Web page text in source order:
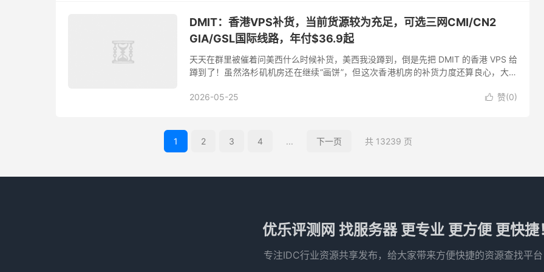
DMIT：香港VPS补货，当前货源较为充足，可选三网CMI/CN2
GIA/GSL国际线路，年付$36.9起
天天在群里被催着问美西什么时候补货，美西我没蹲到，倒是先把 DMIT 的香港 VPS 给
蹲到了！虽然洛杉矶机房还在继续“画饼”，但这次香港机房的补货力度还算良心，大部
 赞(0)
2026-05-25
1 2 3 4 ... 下一页 共 13239 页
优乐评测网 找服务器 更专业 更方便 更快捷
专注IDC行业资源共享发布，给大家带来方便快捷的资源查找平